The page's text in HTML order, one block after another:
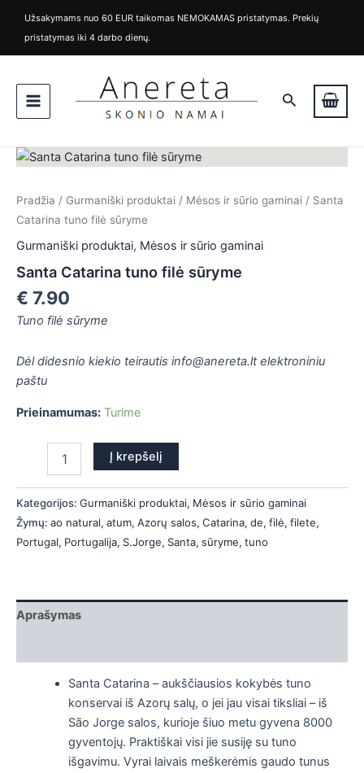
turinio
Užsakymams nuo 60 EUR taikomas NEMOKAMAS pristatymas. Prekių
pristatymas iki 4 darbo dienų.
Menu
Paieška
Pradžia / Gurmaniški produktai / Mėsos ir sūrio gaminai / Santa
Catarina tuno filė sūryme
Gurmaniški produktai, Mėsos ir sūrio gaminai
Santa Catarina tuno filė sūryme
€ 7.90
Tuno filė sūryme
Dėl didesnio kiekio teirautis info@anereta.lt elektroniniu
paštu
Prieinamumas: Turime
produkto
kiekis:
Catarina
tuno
sūryme
Į krepšelį
Kategorijos: Gurmaniški produktai, Mėsos ir sūrio gaminai
Žymų: ao natural, atum, Azorų salos, Catarina, de, filė, filete,
Portugal, Portugalija, S.Jorge, Santa, sūryme, tuno
Aprašymas
Santa Catarina – aukščiausios kokybės tuno
konservai iš Azorų salų, o jei jau visai tiksliai – iš
São Jorge salos, kurioje šiuo metu gyvena 8000
gyventojų. Praktiškai visi jie susiję su tuno
išgavimu. Vyrai laivais meškerėmis gaudo tunus